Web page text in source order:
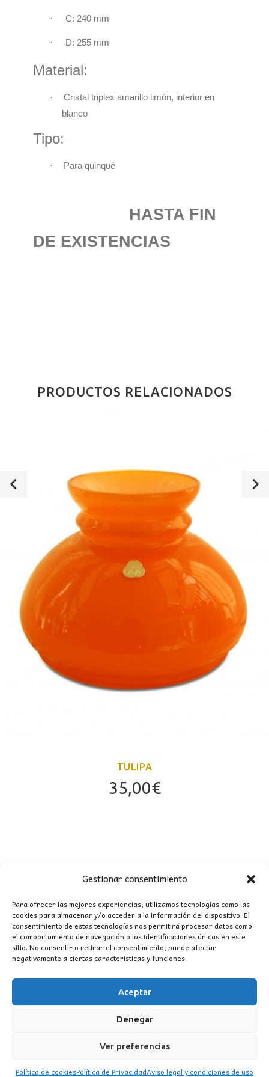
Gestionar consentimiento
Para ofrecer las mejores experiencias, utilizamos tecnologías como las
cookies para almacenar y/o acceder a la información del dispositivo. El
consentimiento de estas tecnologías nos permitirá procesar datos como
el comportamiento de navegación o las identificaciones únicas en este
sitio. No consentir o retirar el consentimiento, puede afectar
negativamente a ciertas características y funciones.
Aceptar
Denegar
Ver preferencias
Política de cookiesPolítica de PrivacidadAviso legal y condiciones de uso
· C: 240 mm
· D: 255 mm
Material:
· Cristal triplex amarillo limón, interior en
blanco
Tipo:
· Para quinqué
HASTA FIN
DE EXISTENCIAS
PRODUCTOS RELACIONADOS
TULIPA
35,00€
CONTACTO
MI CUENTA